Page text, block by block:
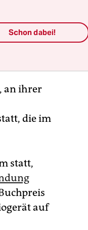
, an ihrer
die im
statt,
auf
Schon dabei!